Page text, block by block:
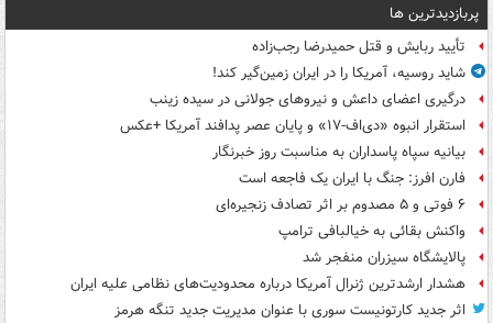
پربازدیدترین ها
تأیید ربایش و قتل حمیدرضا رجب‌زاده
شاید روسیه، آمریکا را در ایران زمین‌گیر کند!
درگیری اعضای داعش و نیروهای جولانی در سیده زینب
استقرار انبوه «دی‌اف‑۱۷» و پایان عصر پدافند آمریکا +عکس
بیانیه سپاه پاسداران به مناسبت روز خبرنگار
فارن افرز: جنگ با ایران یک فاجعه است
۶ فوتی و ۵ مصدوم بر اثر تصادف زنجیره‌ای
واکنش بقائی به خیالبافی ترامپ
پالایشگاه سیزران منفجر شد
هشدار ارشدترین ژنرال آمریکا درباره محدودیت‌های نظامی علیه ایران
اثر جدید کارتونیست سوری با عنوان مدیریت جدید تنگه هرمز